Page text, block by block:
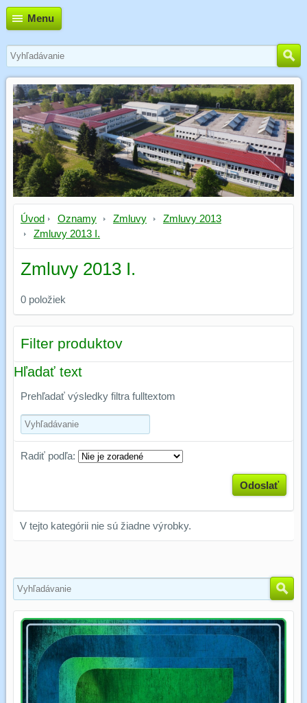
Menu
Úvod Oznamy Zmluvy
Zmluvy 2013
Zmluvy 2013 I.
Zmluvy 2013 I.
0 položiek
Filter produktov
Hľadať text
Prehľadať výsledky filtra fulltextom
Radiť podľa:
Odoslať
V tejto kategórii nie sú žiadne výrobky.